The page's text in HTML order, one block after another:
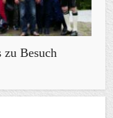
zu Besuch